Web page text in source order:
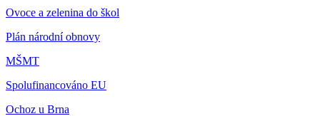
Ovoce a zelenina do škol
Plán národní obnovy
MŠMT
Spolufinancováno EU
Ochoz u Brna